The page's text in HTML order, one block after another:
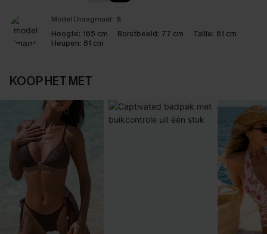
Model Draagmaat: S
Hoogte: 165 cm Borstbeeld: 77 cm Taille: 61 cm
Heupen: 81 cm
KOOP HET MET